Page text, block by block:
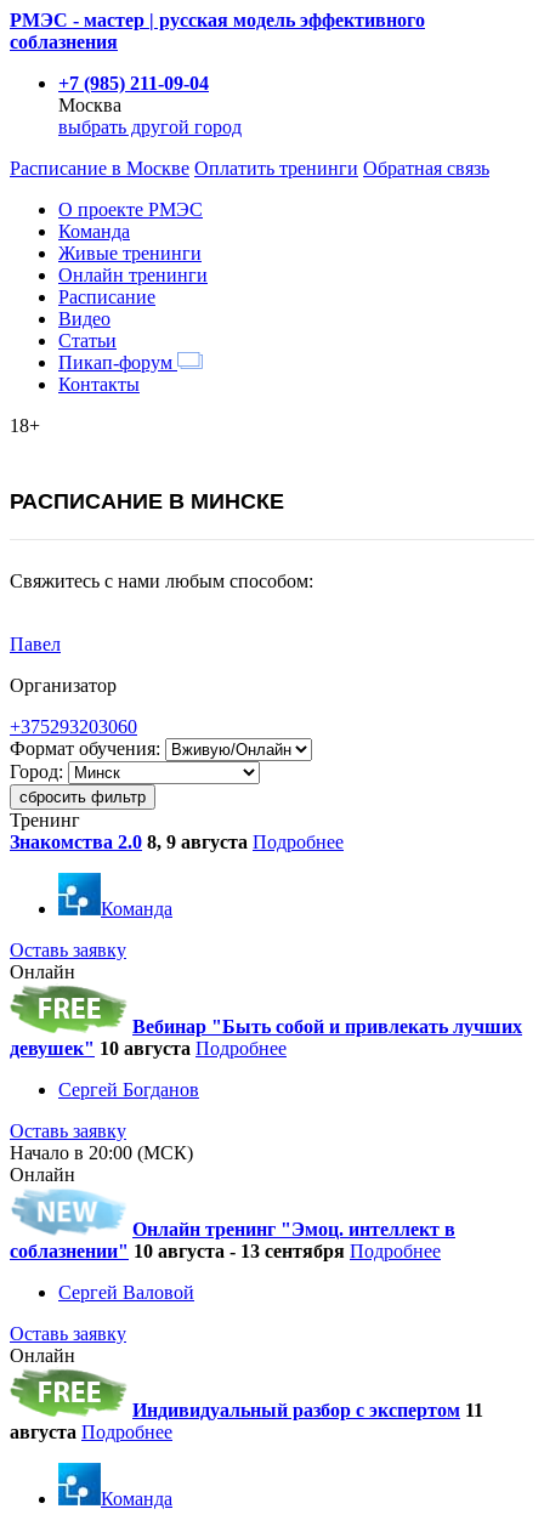
РМЭС - мастер | русская модель эффективного
соблазнения
+7 (985) 211-09-04
Москва
выбрать другой город
Расписание в Москве Оплатить тренинги Обратная связь
О проекте РМЭС
Команда
Живые тренинги
Онлайн тренинги
Расписание
Видео
Статьи
Пикап-форум
Контакты
18+
РАСПИСАНИЕ В МИНСКЕ
Свяжитесь с нами любым способом:
Павел
Организатор
+375293203060
Формат обучения:
Город:
сбросить фильтр
Тренинг
Знакомства 2.0 8, 9 августа Подробнее
Команда
Оставь заявку
Онлайн
Вебинар "Быть собой и привлекать лучших
девушек" 10 августа Подробнее
Сергей Богданов
Оставь заявку
Начало в 20:00 (МСК)
Онлайн
Онлайн тренинг "Эмоц. интеллект в
соблазнении" 10 августа - 13 сентября Подробнее
Сергей Валовой
Оставь заявку
Онлайн
Индивидуальный разбор с экспертом 11
августа Подробнее
Команда